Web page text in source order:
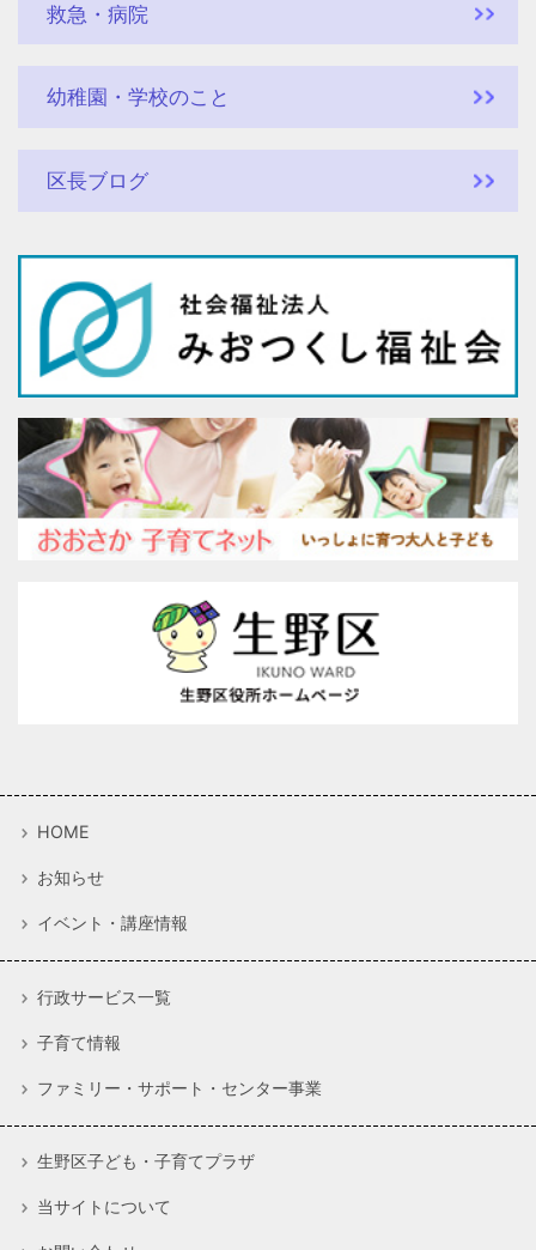
救急・病院
幼稚園・学校のこと
区長ブログ
HOME
お知らせ
イベント・講座情報
行政サービス一覧
子育て情報
ファミリー・サポート・センター事業
生野区子ども・子育てプラザ
当サイトについて